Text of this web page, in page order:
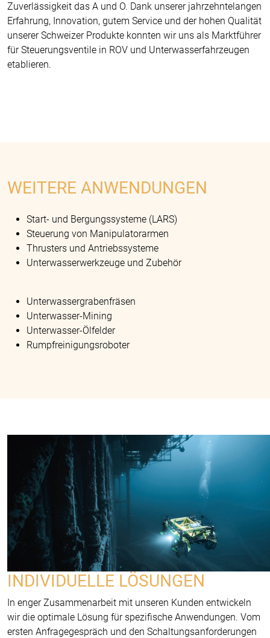
Zuverlässigkeit das A und O. Dank unserer jahrzehntelangen
Erfahrung, Innovation, gutem Service und der hohen Qualität
unserer Schweizer Produkte konnten wir uns als Marktführer
für Steuerungsventile in ROV und Unterwasserfahrzeugen
etablieren.
WEITERE ANWENDUNGEN
Start- und Bergungssysteme (LARS)
Steuerung von Manipulatorarmen
Thrusters und Antriebssysteme
Unterwasserwerkzeuge und Zubehör
Unterwassergrabenfräsen
Unterwasser-Mining
Unterwasser-Ölfelder
Rumpfreinigungsroboter
INDIVIDUELLE LÖSUNGEN
In enger Zusammenarbeit mit unseren Kunden entwickeln
wir die optimale Lösung für spezifische Anwendungen. Vom
ersten Anfragegespräch und den Schaltungsanforderungen